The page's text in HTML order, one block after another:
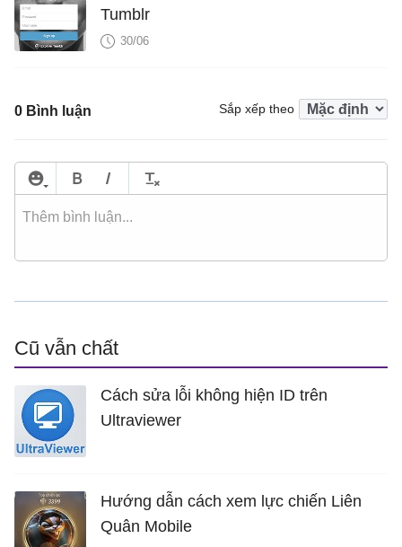
Tumblr
30/06
0 Bình luận Sắp xếp theo
Cũ vẫn chất
Cách sửa lỗi không hiện ID trên
Ultraviewer
Hướng dẫn cách xem lực chiến Liên
Quân Mobile